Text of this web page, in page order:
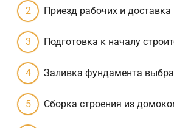
Приезд рабочих и доставка
Подготовка к началу
Заливка фундамента
Сборка строения из